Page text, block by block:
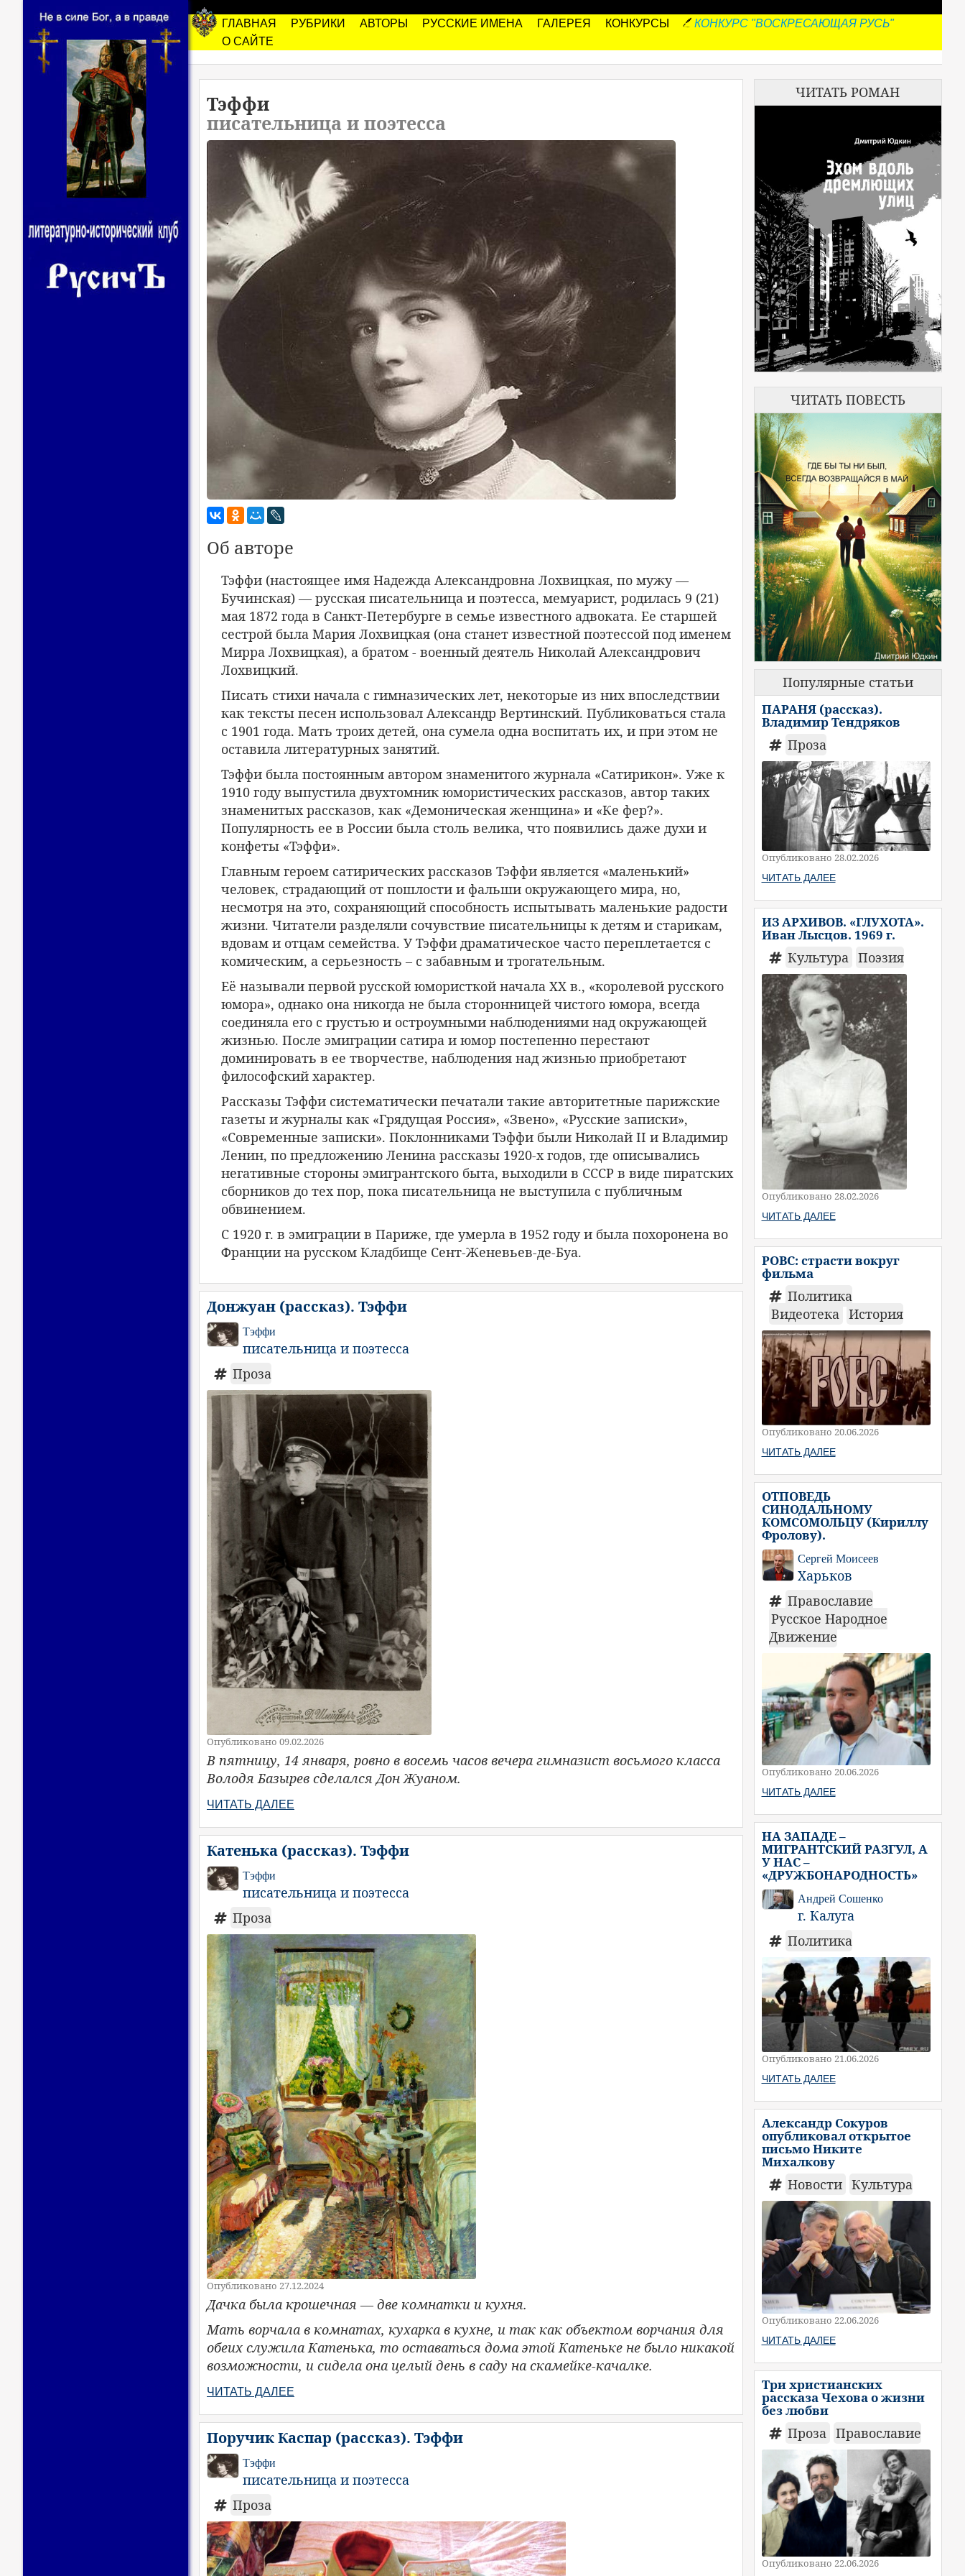
ГЛАВНАЯ РУБРИКИ АВТОРЫ РУССКИЕ ИМЕНА ГАЛЕРЕЯ КОНКУРСЫ
КОНКУРС "ВОСКРЕСАЮЩАЯ РУСЬ"
О САЙТЕ
Тэффи
писательница и поэтесса
Об авторе
Тэффи (настоящее имя Надежда Александровна Лохвицкая, по мужу —
Бучинская) — русская писательница и поэтесса, мемуарист, родилась 9 (21)
мая 1872 года в Санкт-Петербурге в семье известного адвоката. Ее старшей
сестрой была Мария Лохвицкая (она станет известной поэтессой под именем
Мирра Лохвицкая), а братом - военный деятель Николай Александрович
Лохвицкий.
Писать стихи начала с гимназических лет, некоторые из них впоследствии
как тексты песен использовал Александр Вертинский. Публиковаться стала
с 1901 года. Мать троих детей, она сумела одна воспитать их, и при этом не
оставила литературных занятий.
Тэффи была постоянным автором знаменитого журнала «Сатирикон». Уже к
1910 году выпустила двухтомник юмористических рассказов, автор таких
знаменитых рассказов, как «Демоническая женщина» и «Ке фер?».
Популярность ее в России была столь велика, что появились даже духи и
конфеты «Тэффи».
Главным героем сатирических рассказов Тэффи является «маленький»
человек, страдающий от пошлости и фальши окружающего мира, но,
несмотря на это, сохраняющий способность испытывать маленькие радости
жизни. Читатели разделяли сочувствие писательницы к детям и старикам,
вдовам и отцам семейства. У Тэффи драматическое часто переплетается с
комическим, а серьезность – с забавным и трогательным.
Её называли первой русской юмористкой начала ХХ в., «королевой русского
юмора», однако она никогда не была сторонницей чистого юмора, всегда
соединяла его с грустью и остроумными наблюдениями над окружающей
жизнью. После эмиграции сатира и юмор постепенно перестают
доминировать в ее творчестве, наблюдения над жизнью приобретают
философский характер.
Рассказы Тэффи систематически печатали такие авторитетные парижские
газеты и журналы как «Грядущая Россия», «Звено», «Русские записки»,
«Современные записки». Поклонниками Тэффи были Николай II и Владимир
Ленин, по предложению Ленина рассказы 1920-х годов, где описывались
негативные стороны эмигрантского быта, выходили в СССР в виде пиратских
сборников до тех пор, пока писательница не выступила с публичным
обвинением.
С 1920 г. в эмиграции в Париже, где умерла в 1952 году и была похоронена во
Франции на русском Кладбище Сент-Женевьев-де-Буа.
Донжуан (рассказ). Тэффи
Тэффи
писательница и поэтесса
Проза
Опубликовано 09.02.2026
В пятницу, 14 января, ровно в восемь часов вечера гимназист восьмого класса
Володя Базырев сделался Дон Жуаном.
ЧИТАТЬ ДАЛЕЕ
Катенька (рассказ). Тэффи
Тэффи
писательница и поэтесса
Проза
Опубликовано 27.12.2024
Дачка была крошечная — две комнатки и кухня.
Мать ворчала в комнатах, кухарка в кухне, и так как объектом ворчания для
обеих служила Катенька, то оставаться дома этой Катеньке не было никакой
возможности, и сидела она целый день в саду на скамейке-качалке.
ЧИТАТЬ ДАЛЕЕ
Поручик Каспар (рассказ). Тэффи
Тэффи
писательница и поэтесса
Проза
ЧИТАТЬ РОМАН
ЧИТАТЬ ПОВЕСТЬ
Популярные статьи
ПАРАНЯ (рассказ).
Владимир Тендряков
Проза
Опубликовано 28.02.2026
ЧИТАТЬ ДАЛЕЕ
ИЗ АРХИВОВ. «ГЛУХОТА».
Иван Лысцов. 1969 г.
Культура Поэзия
Опубликовано 28.02.2026
ЧИТАТЬ ДАЛЕЕ
РОВС: страсти вокруг
фильма
Политика
Видеотека История
Опубликовано 20.06.2026
ЧИТАТЬ ДАЛЕЕ
ОТПОВЕДЬ
СИНОДАЛЬНОМУ
КОМСОМОЛЬЦУ (Кириллу
Фролову).
Сергей Моисеев
Харьков
Православие
Русское Народное
Движение
Опубликовано 20.06.2026
ЧИТАТЬ ДАЛЕЕ
НА ЗАПАДЕ –
МИГРАНТСКИЙ РАЗГУЛ, А
У НАС –
«ДРУЖБОНАРОДНОСТЬ»
Андрей Сошенко
г. Калуга
Политика
Опубликовано 21.06.2026
ЧИТАТЬ ДАЛЕЕ
Александр Сокуров
опубликовал открытое
письмо Никите
Михалкову
Новости Культура
Опубликовано 22.06.2026
ЧИТАТЬ ДАЛЕЕ
Три христианских
рассказа Чехова о жизни
без любви
Проза Православие
Опубликовано 22.06.2026